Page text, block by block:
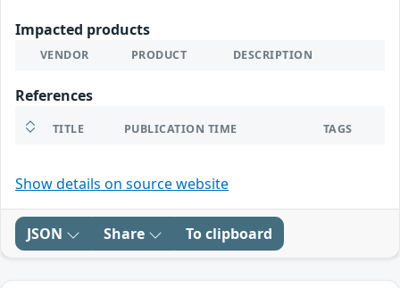
Impacted products
VENDOR PRODUCT DESCRIPTION
References
TITLE PUBLICATION TIME TAGS
Show details on source website
JSON Share To clipboard